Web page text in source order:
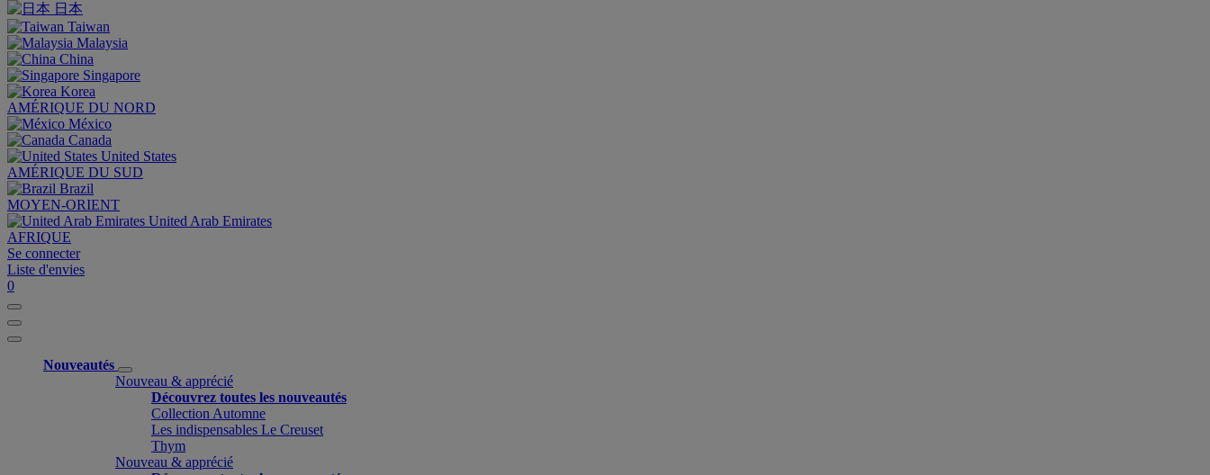
日本
Taiwan
Malaysia
China
Singapore
Korea
AMÉRIQUE DU NORD
México
Canada
United States
AMÉRIQUE DU SUD
Brazil
MOYEN-ORIENT
United Arab Emirates
AFRIQUE
Se connecter
Liste d'envies
0
Nouveautés
Nouveau & apprécié
Découvrez toutes les nouveautés
Collection Automne
Les indispensables Le Creuset
Thym
Nouveau & apprécié